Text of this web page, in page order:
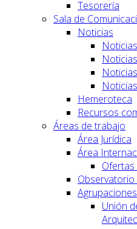
Tesorería
Sala de
Noticias
Hemeroteca
Recursos
Áreas de trabajo
Área Jurídica
Área
Observatorio
Agrupaciones
Unión